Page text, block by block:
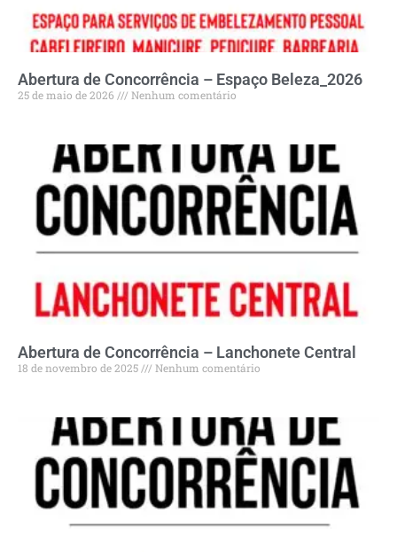
Abertura de Concorrência – Espaço Beleza_2026
25 de maio de 2026 Nenhum comentário
Abertura de Concorrência – Lanchonete Central
18 de novembro de 2025 Nenhum comentário